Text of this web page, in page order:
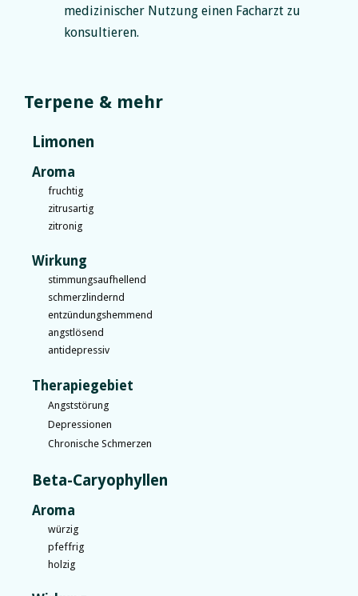
medizinischer Nutzung einen Facharzt zu
konsultieren.
Terpene & mehr
Limonen
Aroma
fruchtig
zitrusartig
zitronig
Wirkung
stimmungsaufhellend
schmerzlindernd
entzündungshemmend
angstlösend
antidepressiv
Therapiegebiet
Angststörung
Depressionen
Chronische Schmerzen
Beta-Caryophyllen
Aroma
würzig
pfeffrig
holzig